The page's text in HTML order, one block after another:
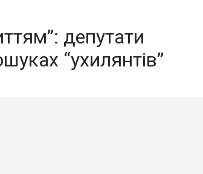
депутати
“ухилянтів”